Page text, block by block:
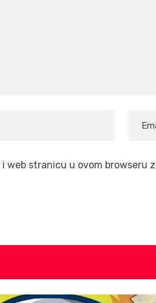
web stranicu u ovom browseru